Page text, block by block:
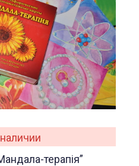
терапія”